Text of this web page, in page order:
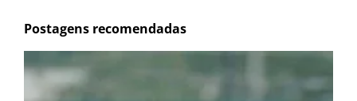
Postagens recomendadas